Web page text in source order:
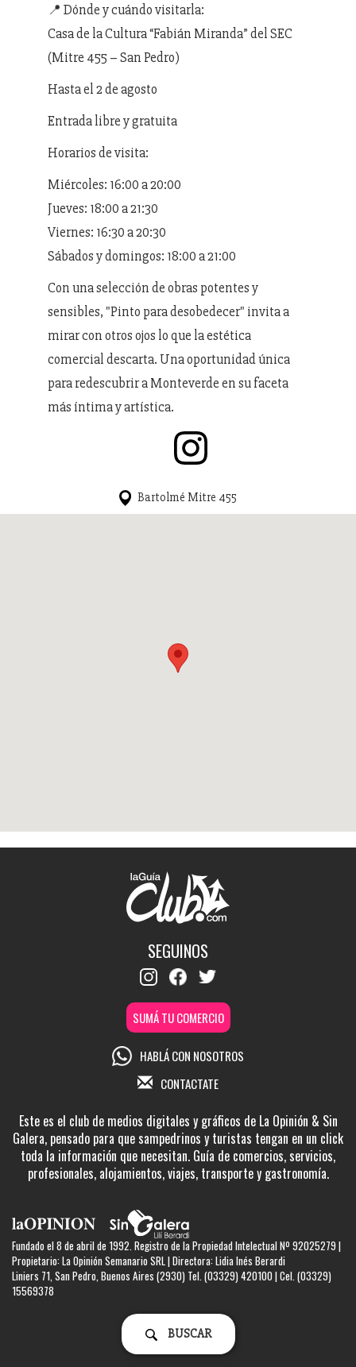
📍 Dónde y cuándo visitarla:
Casa de la Cultura “Fabián Miranda” del SEC
(Mitre 455 – San Pedro)
Hasta el 2 de agosto
Entrada libre y gratuita
Horarios de visita:
Miércoles: 16:00 a 20:00
Jueves: 18:00 a 21:30
Viernes: 16:30 a 20:30
Sábados y domingos: 18:00 a 21:00
Con una selección de obras potentes y
sensibles, "Pinto para desobedecer" invita a
mirar con otros ojos lo que la estética
comercial descarta. Una oportunidad única
para redescubrir a Monteverde en su faceta
más íntima y artística.
Bartolmé Mitre 455
SEGUINOS
SUMÁ TU COMERCIO
HABLÁ CON NOSOTROS
CONTACTATE
Este es el club de medios digitales y gráficos de La Opinión & Sin
Galera, pensado para que sampedrinos y turistas tengan en un click
toda la información que necesitan. Guía de comercios, servicios,
profesionales, alojamientos, viajes, transporte y gastronomía.
Fundado el 8 de abril de 1992. Registro de la Propiedad Intelectual Nº 92025279 |
Propietario: La Opinión Semanario SRL | Directora: Lidia Inés Berardi
Liniers 71, San Pedro, Buenos Aires (2930) Tel. (03329) 420100 | Cel. (03329)
15569378
BUSCAR